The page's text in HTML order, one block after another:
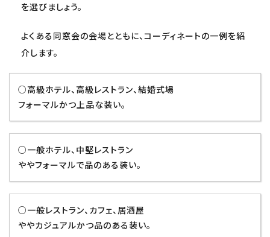
を選びましょう。
よくある同窓会の会場とともに、コーディネートの一例を紹
介します。
○高級ホテル、高級レストラン、結婚式場
フォーマルかつ上品な装い。
○一般ホテル、中堅レストラン
ややフォーマルで品のある装い。
○一般レストラン、カフェ、居酒屋
ややカジュアルかつ品のある装い。